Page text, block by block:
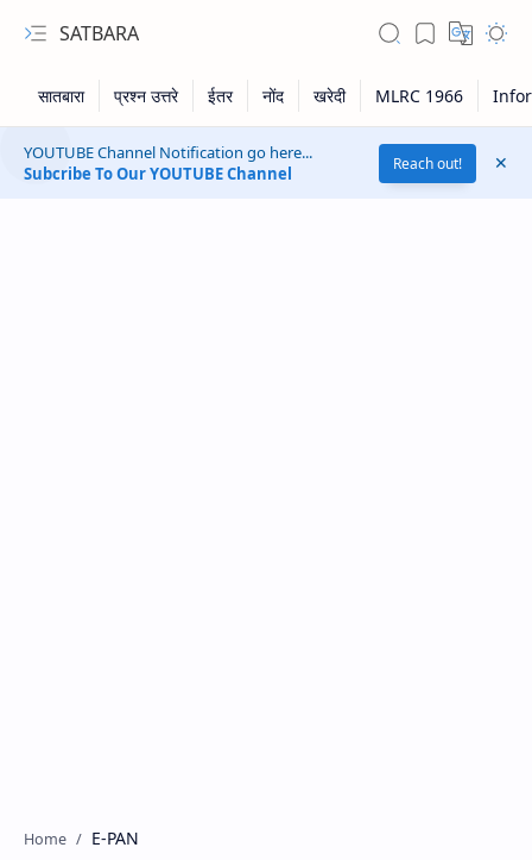
SATBARA
YOUTUBE Channel Notification go here...
Subcribe To Our YOUTUBE Channel
Reach out!
E-PAN